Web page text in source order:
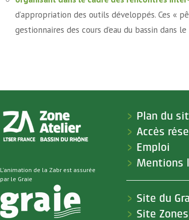
d’appropriation des outils développés. Ces «
gestionnaires des cours d’eau du bassin dans
L'animation de la Zabr est assurée
par le Graie
> Plan du
> Accès
> Emploi
> Mentions
> Site du
> Site